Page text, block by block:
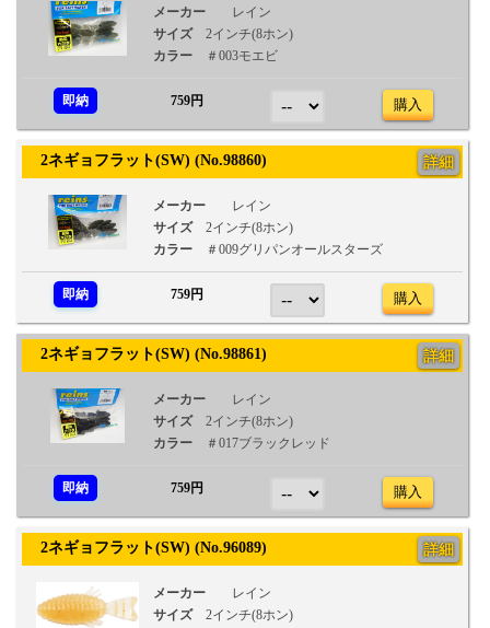
メーカー
レイン
サイズ
2インチ(8ホン)
カラー
＃003モエビ
即納 759円 購入
2ネギョフラット(SW) (No.98860) 詳細
メーカー
レイン
サイズ
2インチ(8ホン)
カラー
＃009グリパンオールスターズ
即納 759円 購入
2ネギョフラット(SW) (No.98861) 詳細
メーカー
レイン
サイズ
2インチ(8ホン)
カラー
＃017ブラックレッド
即納 759円 購入
2ネギョフラット(SW) (No.96089) 詳細
メーカー
レイン
サイズ
2インチ(8ホン)